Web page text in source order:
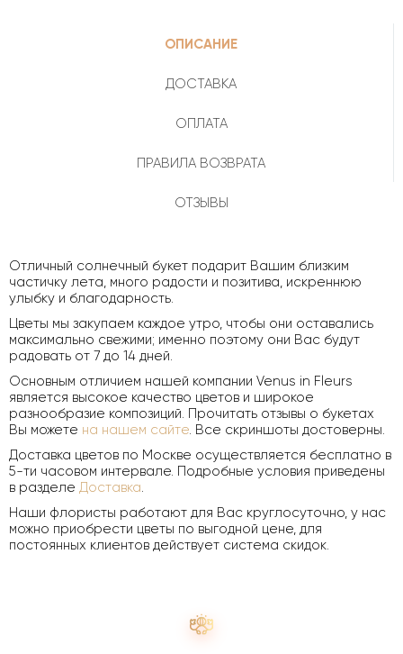
ОПИСАНИЕ
ДОСТАВКА
ОПЛАТА
ПРАВИЛА ВОЗВРАТА
ОТЗЫВЫ
Отличный солнечный букет подарит Вашим близким
частичку лета, много радости и позитива, искреннюю
улыбку и благодарность.
Цветы мы закупаем каждое утро, чтобы они оставались
максимально свежими; именно поэтому они Вас будут
радовать от 7 до 14 дней.
Основным отличием нашей компании Venus in Fleurs
является высокое качество цветов и широкое
разнообразие композиций. Прочитать отзывы о букетах
Вы можете на нашем сайте. Все скриншоты достоверны.
Доставка цветов по Москве осуществляется бесплатно в
5-ти часовом интервале. Подробные условия приведены
в разделе Доставка.
Наши флористы работают для Вас круглосуточно, у нас
можно приобрести цветы по выгодной цене, для
постоянных клиентов действует система скидок.